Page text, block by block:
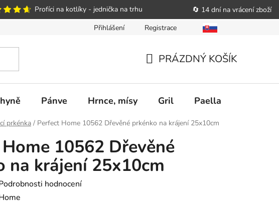
Profíci na kotlíky - jednička na trhu 🔄 14 dní na vrácení zboží
o právu spotřebitele podat obchodníkovi žádost o nápravu Reklamační řád
Přihlášení Registrace
KOŠÍK
PRÁZDNÝ KOŠÍK
Pánve Hrnce, mísy Gril Paella
prkénka / Perfect Home 10562 Dřevěné prkénko na krájení 25x10cm
10562 Dřevěné
na krájení 25x10cm
hodnocení